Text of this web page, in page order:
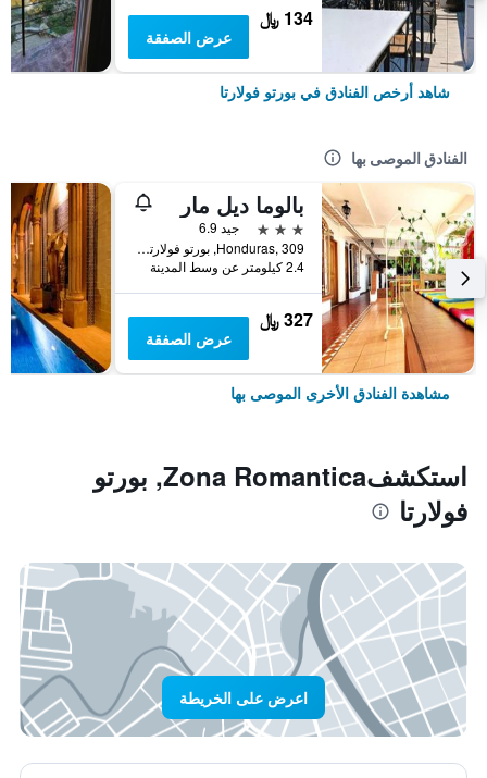
134 ﷼
عرض الصفقة
شاهد أرخص الفنادق في بورتو فولارتا
الفنادق الموصى بها
بالوما ديل مار
3 نجوم
جيد 6.9
Honduras, 309, بورتو فولارتا, ولاية خاليسكو, المكسيك
2.4 كيلومتر عن وسط المدينة
327 ﷼
عرض الصفقة
مشاهدة الفنادق الأخرى الموصى بها
استكشفZona Romantica, بورتو
فولارتا
اعرض على الخريطة